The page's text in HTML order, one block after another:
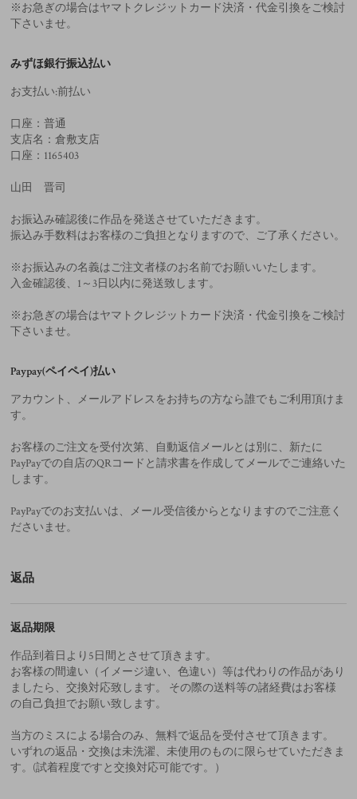
※お急ぎの場合はヤマトクレジットカード決済・代金引換をご検討
下さいませ。
みずほ銀行振込払い
お支払い:前払い
口座：普通
支店名：倉敷支店
口座：1165403
山田 晋司
お振込み確認後に作品を発送させていただきます。
振込み手数料はお客様のご負担となりますので、ご了承ください。
※お振込みの名義はご注文者様のお名前でお願いいたします。
入金確認後、1～3日以内に発送致します。
※お急ぎの場合はヤマトクレジットカード決済・代金引換をご検討
下さいませ。
Paypay(ペイペイ)払い
アカウント、メールアドレスをお持ちの方なら誰でもご利用頂けま
す。
お客様のご注文を受付次第、自動返信メールとは別に、新たに
PayPayでの自店のQRコードと請求書を作成してメールでご連絡いた
します。
PayPayでのお支払いは、メール受信後からとなりますのでご注意く
ださいませ。
返品
返品期限
作品到着日より5日間とさせて頂きます。
お客様の間違い（イメージ違い、色違い）等は代わりの作品があり
ましたら、交換対応致します。 その際の送料等の諸経費はお客様
の自己負担でお願い致します。
当方のミスによる場合のみ、無料で返品を受付させて頂きます。
いずれの返品・交換は未洗濯、未使用のものに限らせていただきま
す。(試着程度ですと交換対応可能です。）